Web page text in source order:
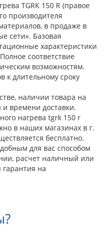
TGRK 150 R (правое
производителя
в продаже в
сети». Базовая
характеристики
соответствие
возможностям.
к длительному сроку
наличии товара на
и времени доставки.
нагрева tgrk 150 r
в наших магазинах в г.
бесплатно.
для вас способом
расчет наличный или
на